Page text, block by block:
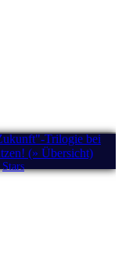
Trilogie bei
(» Übersicht)
Stars